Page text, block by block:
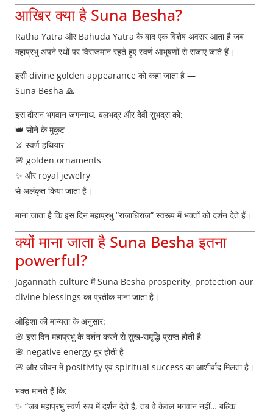
आखिर क्या है Suna Besha?
Ratha Yatra और Bahuda Yatra के बाद एक विशेष अवसर आता है जब
महाप्रभु अपने रथों पर विराजमान रहते हुए स्वर्ण आभूषणों से सजाए जाते हैं।
इसी divine golden appearance को कहा जाता है —
Suna Besha 🙏
इस दौरान भगवान जगन्नाथ, बलभद्र और देवी सुभद्रा को:
👑 सोने के मुकुट
⚔️ स्वर्ण हथियार
🌸 golden ornaments
✨ और royal jewelry
से अलंकृत किया जाता है।
माना जाता है कि इस दिन महाप्रभु “राजाधिराज” स्वरूप में भक्तों को दर्शन देते हैं।
क्यों माना जाता है Suna Besha इतना
powerful?
Jagannath culture में Suna Besha prosperity, protection aur
divine blessings का प्रतीक माना जाता है।
ओड़िशा की मान्यता के अनुसार:
🌸 इस दिन महाप्रभु के दर्शन करने से सुख-समृद्धि प्राप्त होती है
🌸 negative energy दूर होती है
🌸 और जीवन में positivity एवं spiritual success का आशीर्वाद मिलता है।
भक्त मानते हैं कि:
✨ “जब महाप्रभु स्वर्ण रूप में दर्शन देते हैं, तब वे केवल भगवान नहीं… बल्कि